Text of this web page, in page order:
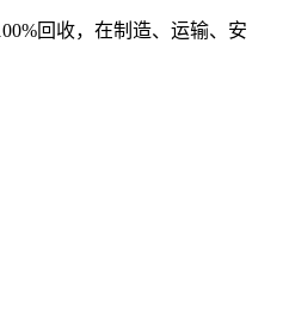
回收，在制造、运输、安